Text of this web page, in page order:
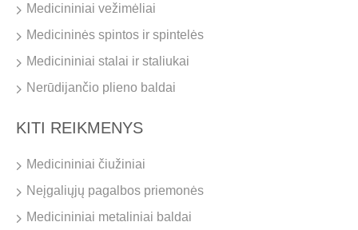
Medicininiai vežimėliai
Medicininės spintos ir spintelės
Medicininiai stalai ir staliukai
Nerūdijančio plieno baldai
KITI REIKMENYS
Medicininiai čiužiniai
Neįgaliųjų pagalbos priemonės
Medicininiai metaliniai baldai